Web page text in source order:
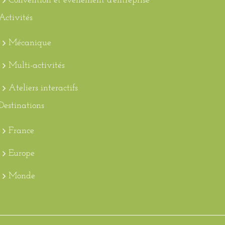
Mécanique
Multi-activités
Ateliers interactifs
France
Europe
Monde